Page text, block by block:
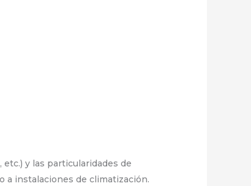
y las particularidades de
a instalaciones de climatización.